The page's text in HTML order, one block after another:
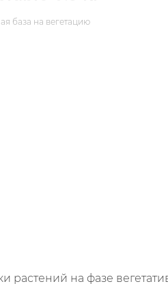
база на вегетацию
на фазе